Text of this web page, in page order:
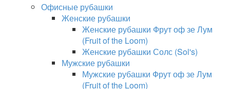
Офисные рубашки
Женские рубашки
Женские рубашки Фрут оф зе Лум
(Fruit of the Loom)
Женские рубашки Солс (Sol's)
Мужские рубашки
Мужские рубашки Фрут оф зе Лум
(Fruit of the Loom)